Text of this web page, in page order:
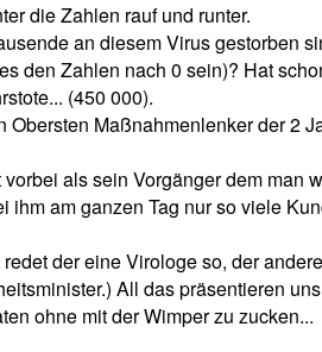
die Zahlen rauf und runter.
an diesem Virus gestorben
den Zahlen nach 0 sein)? Hat
(450 000).
Maßnahmenlenker der 2
als sein Vorgänger dem man
am ganzen Tag nur so viele
der eine Virologe so, der
All das präsentieren
ohne mit der Wimper zu zucken...